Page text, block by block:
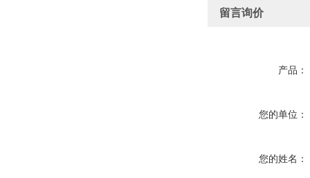
留言询价
产品：
您的单位：
您的姓名：